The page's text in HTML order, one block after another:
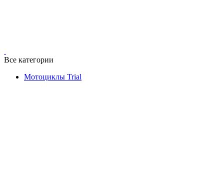
Все категории
Мотоциклы Trial